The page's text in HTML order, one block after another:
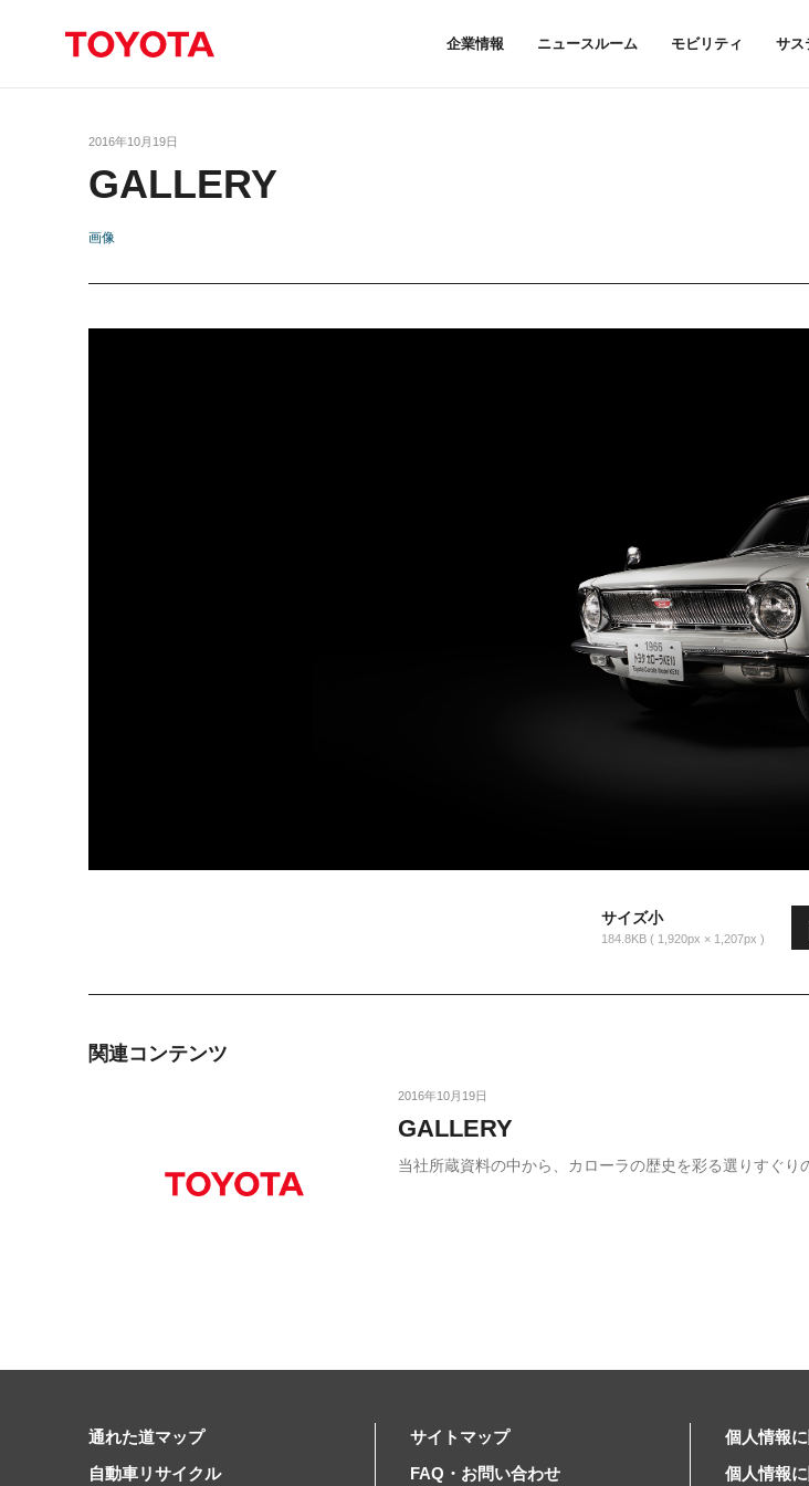
企業情報 ニュースルーム モビリティ サス
2016年10月19日
GALLERY
画像
サイズ小
184.8KB 1,920px × 1,207px
関連コンテンツ
2016年10月19日
GALLERY
当社所蔵資料の中から、カローラの歴史を彩る選りすぐり
通れた道マップ
自動車リサイクル
サイトマップ
FAQ・お問い合わせ
個人情報
個人情報